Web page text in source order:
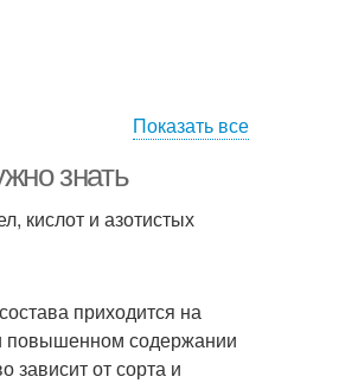
Показать все
знать
кислот и азотистых
приходится на
повышенном содержании
зависит от сорта и